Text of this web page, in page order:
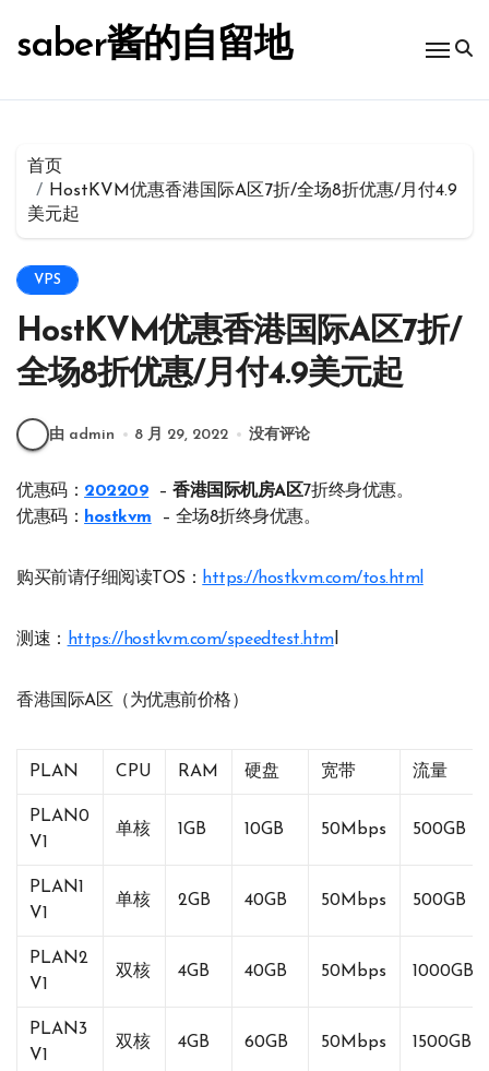
saber酱的自留地
首页
HostKVM优惠香港国际A区7折/全场8折优惠/月付4.9
美元起
VPS
HostKVM优惠香港国际A区7折/
全场8折优惠/月付4.9美元起
由 admin 8 月 29, 2022 没有评论
优惠码： 202209 –香港国际机房A区7折终身优惠。
优惠码： hostkvm – 全场8折终身优惠。
购买前请仔细阅读TOS： https://hostkvm.com/tos.html
测速： https://hostkvm.com/speedtest.html
香港国际A区（为优惠前价格）
PLAN CPU RAM 硬盘 宽带 流量
PLAN0
V1
单核 1GB 10GB 50Mbps 500GB
PLAN1
V1
单核 2GB 40GB 50Mbps 500GB
PLAN2
V1
双核 4GB 40GB 50Mbps 1000GB
PLAN3
V1
双核 4GB 60GB 50Mbps 1500GB